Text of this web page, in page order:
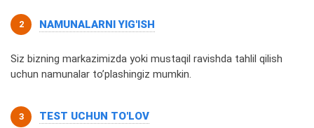
NAMUNALARNI YIG'ISH
Siz bizning markazimizda yoki mustaqil ravishda tahlil qilish
uchun namunalar to’plashingiz mumkin.
TEST UCHUN TO'LOV